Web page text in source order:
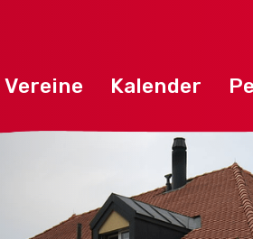
Vereine Kalender